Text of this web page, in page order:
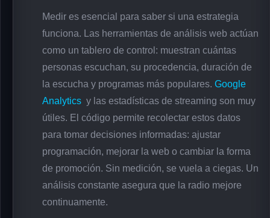
Medir es esencial para saber si una estrategia
funciona. Las herramientas de análisis web actúan
como un tablero de control: muestran cuántas
personas escuchan, su procedencia, duración de
la escucha y programas más populares. Google
Analytics y las estadísticas de streaming son muy
útiles. El código permite recolectar estos datos
para tomar decisiones informadas: ajustar
programación, mejorar la web o cambiar la forma
de promoción. Sin medición, se vuela a ciegas. Un
análisis constante asegura que la radio mejore
continuamente.